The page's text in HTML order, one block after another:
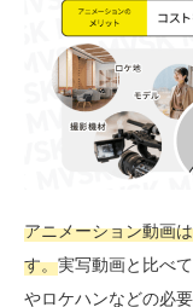
アニメーション動画
す。実写動画と比べ
やロケハンなどの必